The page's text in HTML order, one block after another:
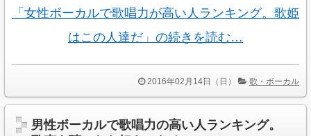
「女性ボーカルで歌唱力が高い人ランキング。歌姫
はこの人達だ」の続きを読む…
2016年02月14日（日） 歌・ボーカル
男性ボーカルで歌唱力の高い人ランキング。